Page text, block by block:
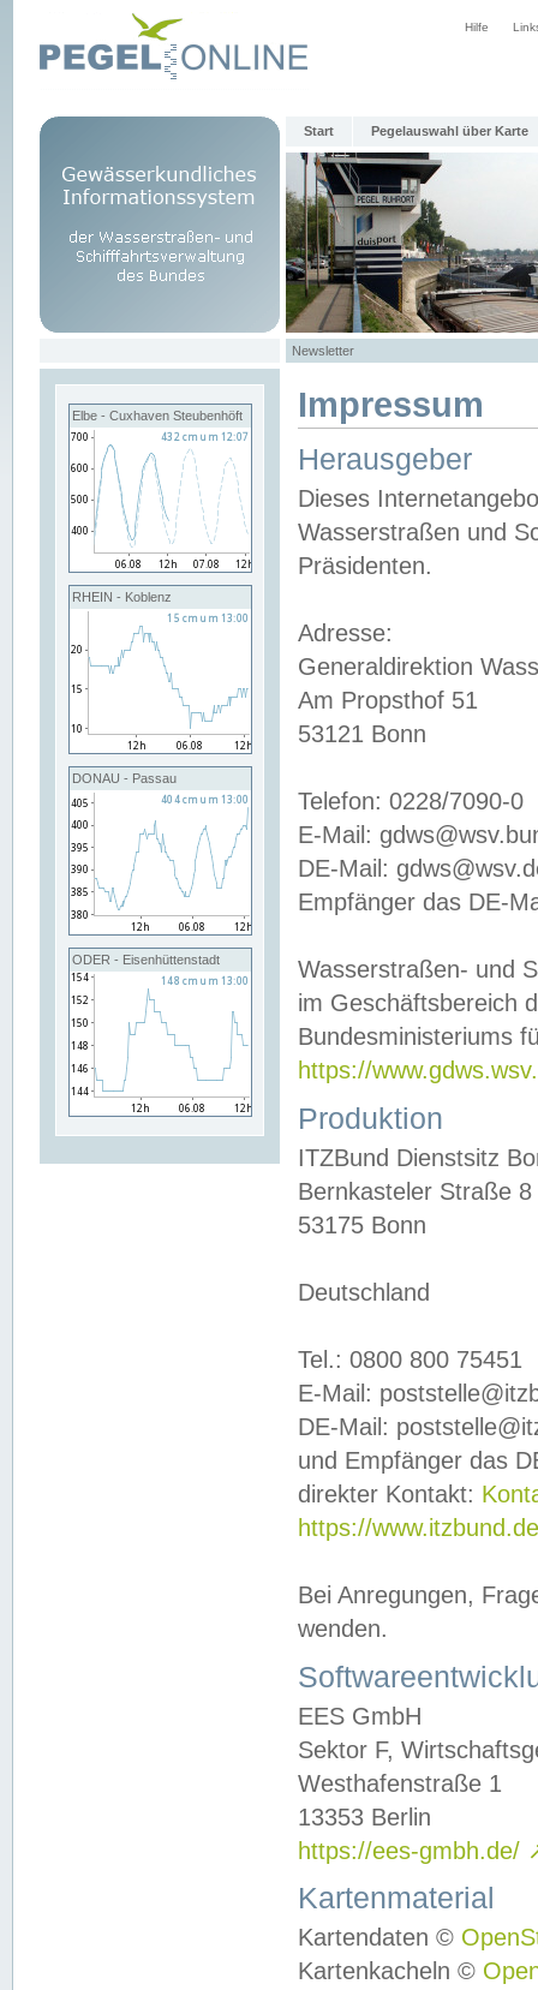
Hilfe
Start Pegelauswahl über Karte
Newsletter
Elbe - Cuxhaven Steubenhöft
RHEIN - Koblenz
DONAU - Passau
ODER - Eisenhüttenstadt
Impressum
Herausgeber
Dieses
Wasserstraßen und
Präsidenten.
Adresse:
Generaldirektion
Am Propsthof 51
53121 Bonn
Telefon: 0228/7090-0
E-Mail:
DE-Mail:
Empfänger das DE-
Wasserstraßen- und
im Geschäftsbereich
Bundesministeriums
https://
Produktion
ITZBund Dienstsitz
Bernkasteler Straße 8
53175 Bonn
Deutschland
Tel.: 0800 800 75451
E-Mail:
DE-Mail:
und Empfänger das
direkter Kontakt:
https://
Bei Anregungen,
wenden.
EES GmbH
Sektor F,
Westhafenstraße 1
13353 Berlin
https://ees-gmbh.de/
Kartenmaterial
Kartendaten ©
Kartenkacheln ©